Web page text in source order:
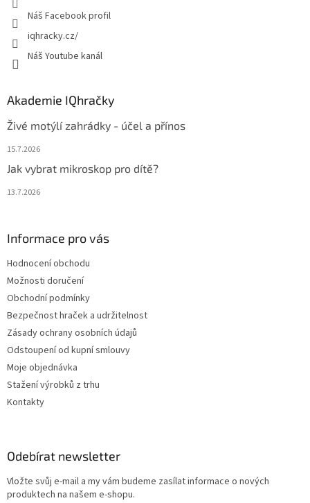
Náš Facebook profil
iqhracky.cz/
Náš Youtube kanál
Akademie IQhračky
Živé motýlí zahrádky - účel a přínos
15.7.2026
Jak vybrat mikroskop pro dítě?
13.7.2026
Informace pro vás
Hodnocení obchodu
Možnosti doručení
Obchodní podmínky
Bezpečnost hraček a udržitelnost
Zásady ochrany osobních údajů
Odstoupení od kupní smlouvy
Moje objednávka
Stažení výrobků z trhu
Kontakty
Odebírat newsletter
Vložte svůj e-mail a my vám budeme zasílat informace o nových
produktech na našem e-shopu.